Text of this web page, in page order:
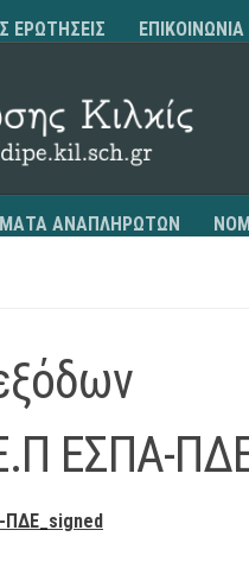
ΕΡΩΤΗΣΕΙΣ ΕΠΙΚΟΙΝΩΝΙΑ
ΑΝΑΠΛΗΡΩΤΩΝ
ΕΣΠΑ-
ΠΔΕ_signed